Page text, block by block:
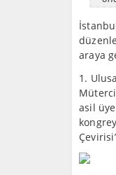
araya
1.
asil